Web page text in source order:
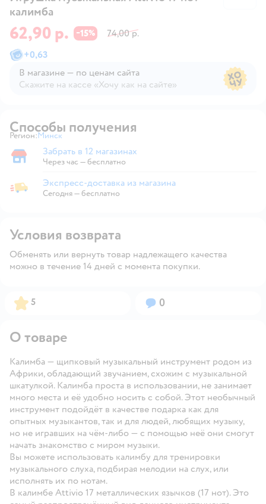
калимба
62,90 р. −15%
74,00 р.
+0,63
В магазине — по ценам сайта
Скажите на кассе «Хочу как на сайте»
Способы получения
Регион: Выбор адреса доставки.
Минск
Забрать в магазине
Забрать в 12 магазинах
Через час — бесплатно
Экспресс-доставка из магазина
Экспресс-доставка из магазина
Сегодня—бесплатно
Условия возврата
Обменять или вернуть товар надлежащего качества
можно в течение 14 дней с момента покупки.
Рейтинг:
5 Вопросов:
0
О товаре
Калимба — щипковый музыкальный инструмент родом из
Африки, обладающий звучанием, схожим с музыкальной
шкатулкой. Калимба проста в использовании, не занимает
много места и её удобно носить с собой. Этот необычный
инструмент подойдёт в качестве подарка как для
опытных музыкантов, так и для людей, любящих музыку,
но не игравших на чём-либо — с помощью неё они смогут
начать знакомство с миром музыки.
Вы можете использовать калимбу для тренировки
музыкального слуха, подбирая мелодии на слух, или
исполнять их по нотам.
В калимбе Attivio 17 металлических язычков (17 нот). Это